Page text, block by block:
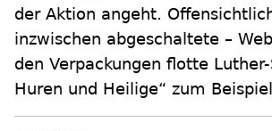
der Aktion angeht.
inzwischen abgeschaltete –
den Verpackungen flotte Luther-
Huren und Heilige“ zum